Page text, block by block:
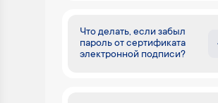
Что делать, если забыл
пароль от сертификата
электронной подписи?